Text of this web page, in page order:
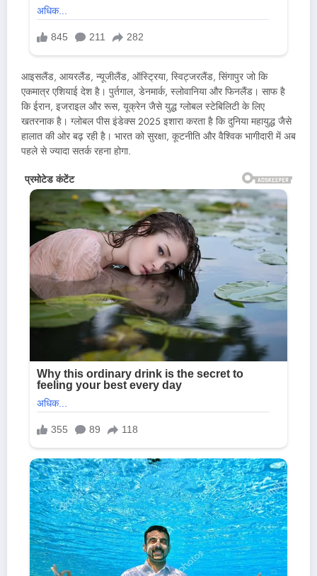
आइसलैंड, आयरलैंड, न्यूजीलैंड, ऑस्ट्रिया, स्विट्जरलैंड, सिंगापुर जो कि
एकमात्र एशियाई देश है। पुर्तगाल, डेनमार्क, स्लोवानिया और फिनलैंड। साफ है
कि ईरान, इजराइल और रूस, यूक्रेन जैसे युद्ध ग्लोबल स्टेबिलिटी के लिए
खतरनाक है। ग्लोबल पीस इंडेक्स 2025 इशारा करता है कि दुनिया महायुद्ध जैसे
हालात की ओर बढ़ रही है। भारत को सुरक्षा, कूटनीति और वैश्विक भागीदारी में अब
पहले से ज्यादा सतर्क रहना होगा.